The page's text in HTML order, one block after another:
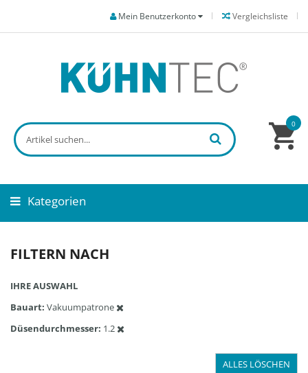
Vergleichsliste
Mein Benutzerkonto
0
Kategorien
FILTERN NACH
IHRE AUSWAHL
Bauart Vakuumpatrone
Düsendurchmesser 1.2
ALLES LÖSCHEN